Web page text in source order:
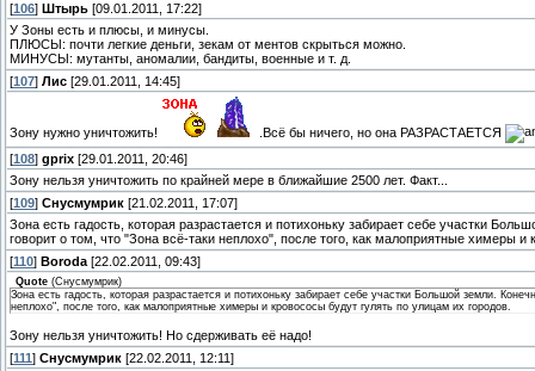
[106] Штырь [09.01.2011, 17:22]
У Зоны есть и плюсы, и минусы.
ПЛЮСЫ: почти легкие деньги, зекам от ментов скрыться можно.
МИНУСЫ: мутанты, аномалии, бандиты, военные и т. д.
[107] Лис [29.01.2011, 14:45]
Зону нужно уничтожить!
.Всё бы ничего, но она РАЗРАСТАЕТСЯ
[108] gprix [29.01.2011, 20:46]
Зону нельзя уничтожить по крайней мере в ближайшие 2500 лет. Факт...
[109] Снусмумрик [21.02.2011, 17:07]
Зона есть гадость, которая разрастается и потихоньку забирает себе участки
говорит о том, что "Зона всё-таки неплохо", после того, как малоприятные химеры и
[110] Boroda [22.02.2011, 09:43]
Quote (Снусмумрик)
Зона есть гадость, которая разрастается и потихоньку забирает себе участки Большой земли.
неплохо", после того, как малоприятные химеры и кровососы будут гулять по улицам их городов.
Зону нельзя уничтожить! Но сдерживать её надо!
[111 ] Снусмумрик [22.02.2011, 12:11]